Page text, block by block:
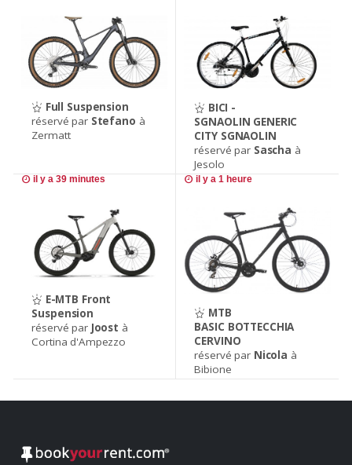
Full Suspension
réservé par Stefano à
Zermatt
BICI -
SGNAOLIN GENERIC
CITY SGNAOLIN
réservé par Sascha à
Jesolo
il y a 39 minutes
E-MTB Front
Suspension
réservé par Joost à
Cortina d'Ampezzo
il y a 1 heure
MTB
BASIC BOTTECCHIA
CERVINO
réservé par Nicola à
Bibione